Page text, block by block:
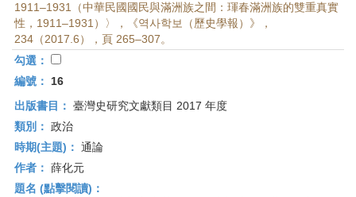
1911–1931（中華民國國民與滿洲族之間：琿春滿洲族的雙重真實
性，1911–1931）〉，《역사학보（歷史學報）》，
234（2017.6），頁 265–307。
勾選：
編號：
16
出版書目： 臺灣史研究文獻類目 2017 年度
類別： 政治
時期(主題)： 通論
作者： 薛化元
題名 (點擊閱讀)：